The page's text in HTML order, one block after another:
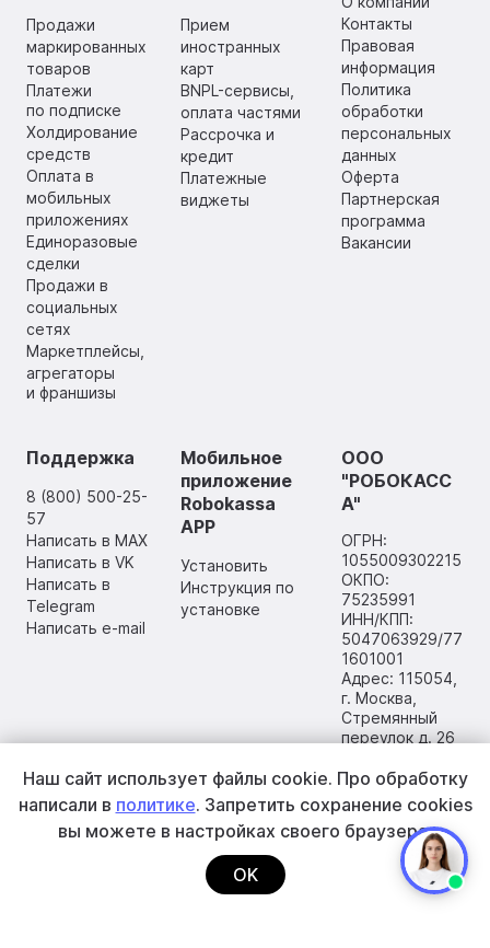
Продажи
маркированных
товаров
Платежи
по подписке
Холдирование
средств
Оплата в
мобильных
приложениях
Единоразовые
сделки
Продажи в
социальных
сетях
Маркетплейсы,
агрегаторы
и франшизы
Прием
иностранных
карт
BNPL-сервисы,
оплата частями
Рассрочка и
кредит
Платежные
виджеты
Контакты
Правовая
информация
Политика
обработки
персональных
данных
Оферта
Партнерская
программа
Вакансии
Поддержка
8 (800) 500-25-
57
Написать в MAX
Написать в VK
Написать в
Telegram
Написать e-mail
Мобильное
приложение
Robokassa
APP
Установить
Инструкция по
установке
ООО
"РОБОКАСС
А"
ОГРН:
1055009302215
ОКПО:
75235991
ИНН/КПП:
5047063929/77
1601001
Адрес: 115054,
г. Москва,
Стремянный
переулок д. 26
Наш сайт использует файлы cookie. Про обработку
написали в политике. Запретить сохранение cookies
вы можете в настройках своего браузера.
OK